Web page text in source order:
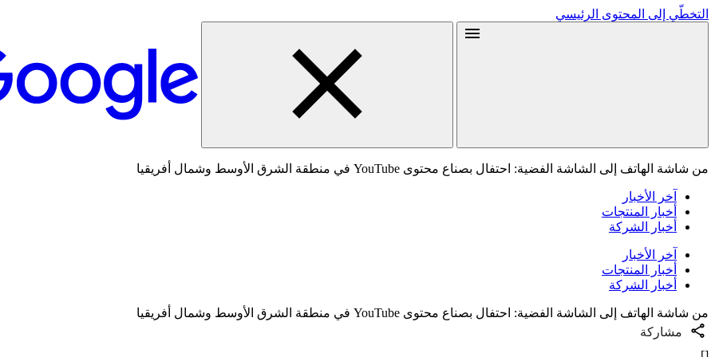
التخطّي إلى المحتوى الرئيسي
من شاشة الهاتف إلى الشاشة الفضية: احتفال بصناع محتوى YouTube في منطقة الشرق الأوسط وشمال أفريقيا
آخر الأخبار
أخبار المنتجات
أخبار الشركة
آخر الأخبار
أخبار المنتجات
أخبار الشركة
من شاشة الهاتف إلى الشاشة الفضية: احتفال بصناع محتوى YouTube في منطقة الشرق الأوسط وشمال أفريقيا
مشاركة